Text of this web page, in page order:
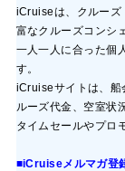
iCruiseは、クルーズ
富なクルーズコンシ
一人一人に合った個
す。
iCruiseサイトは、船
ルーズ代金、空室状
タイムセールやプロ
■iCruise メルマガ登